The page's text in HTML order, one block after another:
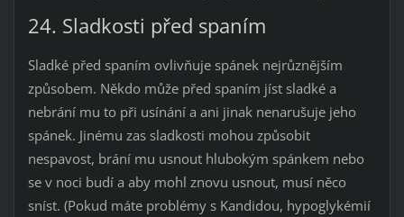
24. Sladkosti před spaním
Sladké před spaním ovlivňuje spánek nejrůznějším
způsobem. Někdo může před spaním jíst sladké a
nebrání mu to při usínání a ani jinak nenarušuje jeho
spánek. Jinému zas sladkosti mohou způsobit
nespavost, brání mu usnout hlubokým spánkem nebo
se v noci budí a aby mohl znovu usnout, musí něco
sníst. (Pokud máte problémy s Kandidou, hypoglykémií